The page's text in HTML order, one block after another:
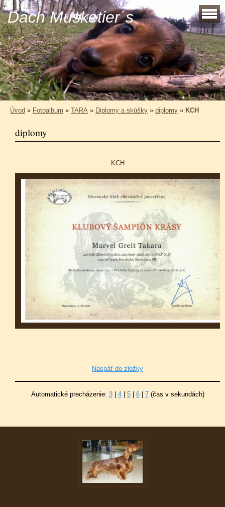
Dach Musketier´s
Úvod » Fotoalbum » TARA » Diplomy a skúšky » diplomy » KCH
diplomy
KCH
Naspäť do zložky
Automatické precházenie: 3| 4| 5| 6| 7(čas v sekundách)